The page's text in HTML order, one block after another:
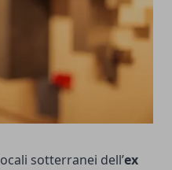
sotterranei dell’ex